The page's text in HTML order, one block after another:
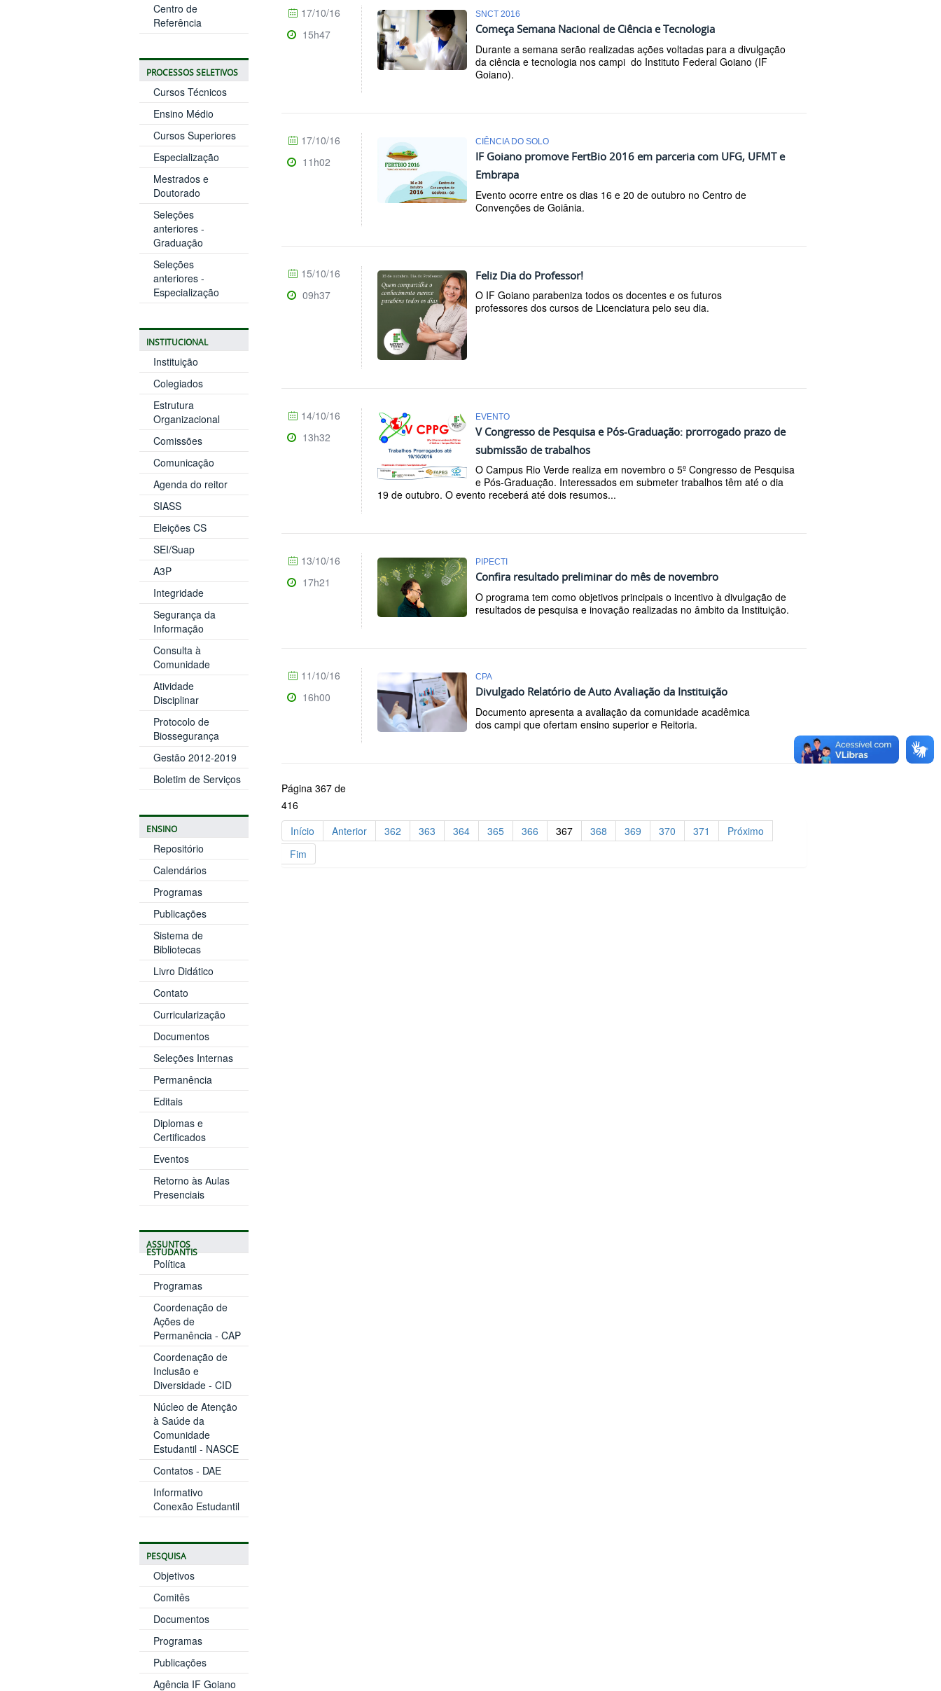
Centro de
Referência
PROCESSOS SELETIVOS
Cursos Técnicos
Ensino Médio
Cursos Superiores
Especialização
Mestrados e
Doutorado
Seleções
anteriores -
Graduação
Seleções
anteriores -
Especialização
INSTITUCIONAL
Instituição
Colegiados
Estrutura
Organizacional
Comissões
Comunicação
Agenda do reitor
SIASS
Eleições CS
SEI/Suap
A3P
Integridade
Segurança da
Informação
Consulta à
Comunidade
Atividade
Disciplinar
Protocolo de
Biossegurança
Gestão 2012-2019
Boletim de Serviços
ENSINO
Repositório
Calendários
Programas
Publicações
Sistema de
Bibliotecas
Livro Didático
Contato
Curricularização
Documentos
Seleções Internas
Permanência
Editais
Diplomas e
Certificados
Eventos
Retorno às Aulas
Presenciais
ASSUNTOS
ESTUDANTIS
Política
Programas
Coordenação de
Ações de
Permanência - CAP
Coordenação de
Inclusão e
Diversidade - CID
Núcleo de Atenção
à Saúde da
Comunidade
Estudantil - NASCE
Contatos - DAE
Informativo
Conexão Estudantil
PESQUISA
Objetivos
Comitês
Documentos
Programas
Publicações
Agência IF Goiano
SNCT 2016
Começa Semana Nacional de Ciência e Tecnologia
Durante a semana serão realizadas ações voltadas para a divulgação
da ciência e tecnologia nos campi do Instituto Federal Goiano (IF
Goiano).
17/10/16
15h47
CIÊNCIA DO SOLO
IF Goiano promove FertBio 2016 em parceria com UFG, UFMT e
Embrapa
Evento ocorre entre os dias 16 e 20 de outubro no Centro de
Convenções de Goiânia.
17/10/16
11h02
Feliz Dia do Professor!
O IF Goiano parabeniza todos os docentes e os futuros
professores dos cursos de Licenciatura pelo seu dia.
15/10/16
09h37
EVENTO
V Congresso de Pesquisa e Pós-Graduação: prorrogado prazo de
submissão de trabalhos
O Campus Rio Verde realiza em novembro o 5º Congresso de Pesquisa
e Pós-Graduação. Interessados em submeter trabalhos têm até o dia
19 de outubro. O evento receberá até dois resumos...
14/10/16
13h32
PIPECTI
Confira resultado preliminar do mês de novembro
O programa tem como objetivos principais o incentivo à divulgação de
resultados de pesquisa e inovação realizadas no âmbito da Instituição.
13/10/16
17h21
CPA
Divulgado Relatório de Auto Avaliação da Instituição
Documento apresenta a avaliação da comunidade acadêmica
dos campi que ofertam ensino superior e Reitoria.
11/10/16
16h00
Página 367 de
416
Início
Anterior 362 363 364 365 366 367 368 369 370 371
Próximo
Fim